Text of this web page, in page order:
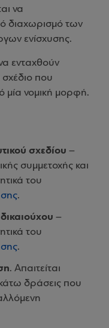
να
διαχωρισμό των
ενίσχυσης.
ενταχθούν
σχέδιο που
μία νομική μορφή.
σχεδίου –
συμμετοχής και
του
.
–
του
.
. Απαιτείται
δράσεις που